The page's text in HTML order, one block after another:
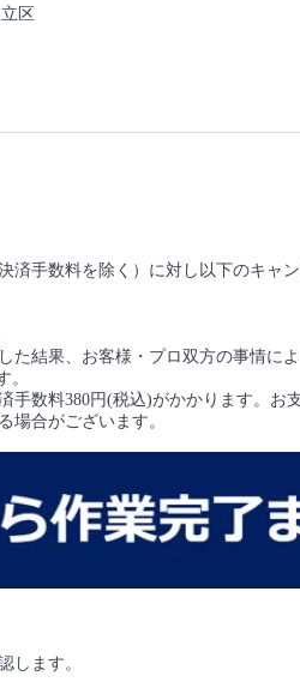
区
済手数料を除く）に対し以下のキャン
た結果、お客様・プロ双方の事情に
。
手数料380円(税込)がかかります。お
場合がございます。
します。